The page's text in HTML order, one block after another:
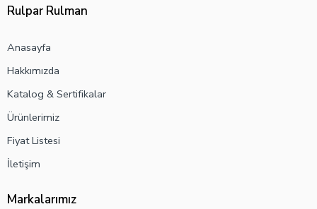
Rulpar Rulman
Anasayfa
Hakkımızda
Katalog & Sertifikalar
Ürünlerimiz
Fiyat Listesi
İletişim
Markalarımız